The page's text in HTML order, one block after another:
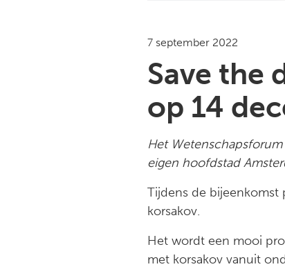
7 september 2022
Save the
op 14
Het
eigen hoofdstad
Tijdens de bijeenkomst
korsakov.
Het wordt een mooi
met korsakov vanuit